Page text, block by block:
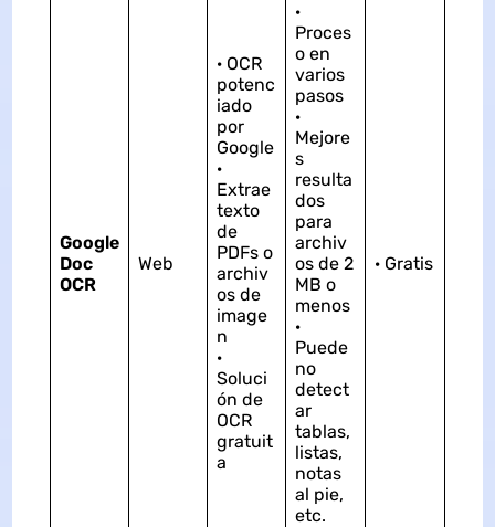
Google
Doc
OCR
Web
· OCR
potenc
iado
por
Google
·
Extrae
texto
de
PDFs o
archiv
os de
image
n
·
Soluci
ón de
OCR
gratuit
a
·
Proces
o en
varios
pasos
·
Mejore
s
resulta
dos
para
archiv
os de 2
MB o
menos
·
Puede
no
detect
ar
tablas,
listas,
notas
al pie,
etc.
· Gratis